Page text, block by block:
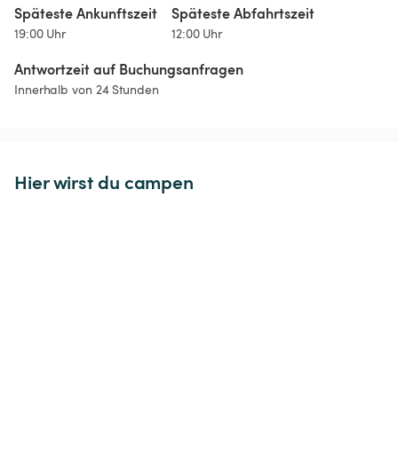
Späteste Ankunftszeit
19:00 Uhr
Späteste Abfahrtszeit
12:00 Uhr
Antwortzeit auf Buchungsanfragen
Innerhalb von 24 Stunden
Hier wirst du campen